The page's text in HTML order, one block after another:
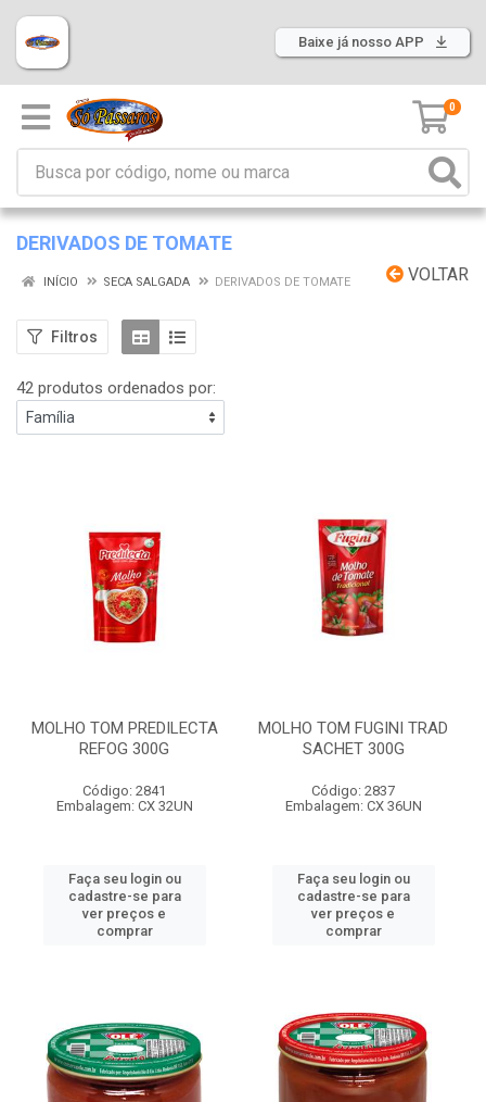
Baixe já nosso APP
0
DERIVADOS DE TOMATE
VOLTAR
INÍCIO SECA SALGADA DERIVADOS DE TOMATE
Filtros
42 produtos ordenados por:
MOLHO TOM PREDILECTA
REFOG 300G
Código: 2841
Embalagem: CX 32UN
Faça seu login ou
cadastre-se para
ver preços e
comprar
MOLHO TOM FUGINI TRAD
SACHET 300G
Código: 2837
Embalagem: CX 36UN
Faça seu login ou
cadastre-se para
ver preços e
comprar